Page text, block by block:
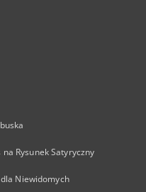
Rysunek Satyryczny
Niewidomych